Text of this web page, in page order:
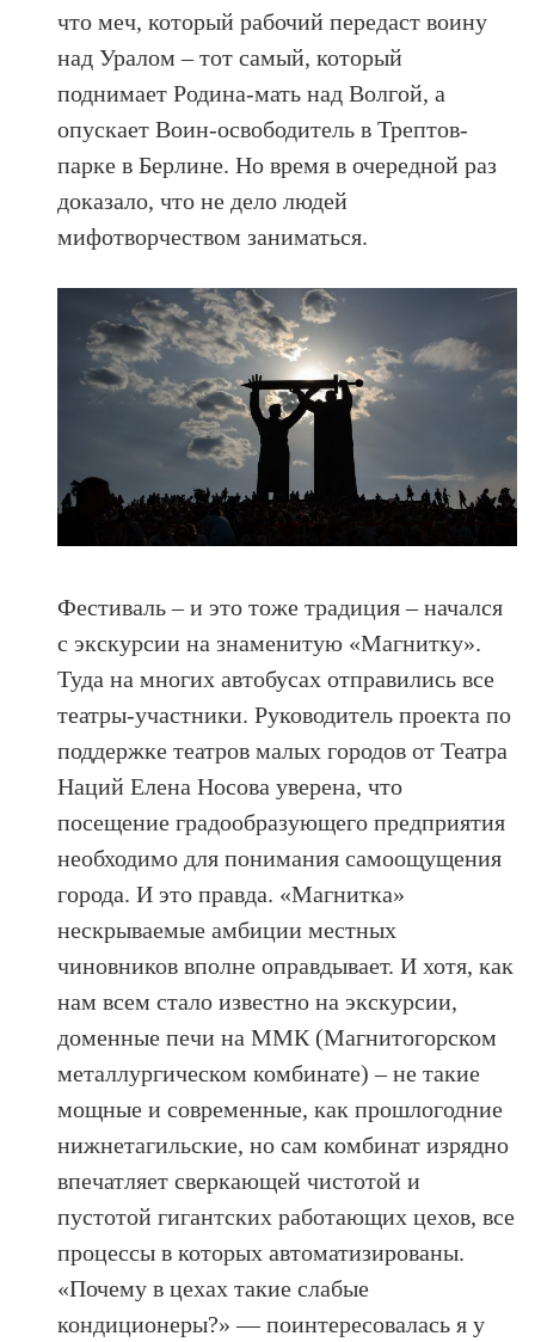
что меч, который рабочий передаст воину
над Уралом – тот самый, который
поднимает Родина-мать над Волгой, а
опускает Воин-освободитель в Трептов-
парке в Берлине. Но время в очередной раз
доказало, что не дело людей
мифотворчеством заниматься.
Фестиваль – и это тоже традиция – начался
с экскурсии на знаменитую «Магнитку».
Туда на многих автобусах отправились все
театры-участники. Руководитель проекта по
поддержке театров малых городов от Театра
Наций Елена Носова уверена, что
посещение градообразующего предприятия
необходимо для понимания самоощущения
города. И это правда. «Магнитка»
нескрываемые амбиции местных
чиновников вполне оправдывает. И хотя, как
нам всем стало известно на экскурсии,
доменные печи на ММК (Магнитогорском
металлургическом комбинате) – не такие
мощные и современные, как прошлогодние
нижнетагильские, но сам комбинат изрядно
впечатляет сверкающей чистотой и
пустотой гигантских работающих цехов, все
процессы в которых автоматизированы.
«Почему в цехах такие слабые
кондиционеры?» — поинтересовалась я у